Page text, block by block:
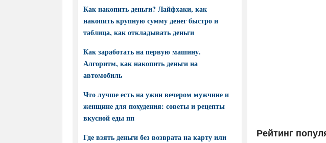
Рейтинг
Как накопить деньги? Лайфхаки, как
накопить крупную сумму денег быстро и
таблица, как откладывать деньги
Как заработать на первую машину.
Алгоритм, как накопить деньги на
автомобиль
Что лучше есть на ужин вечером мужчине и
женщине для похудения: советы и рецепты
вкусной еды пп
Где взять деньги без возврата на карту или